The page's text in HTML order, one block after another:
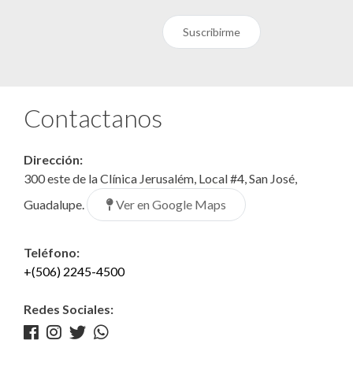
Suscribirme
Contactanos
Dirección:
300 este de la Clínica Jerusalém, Local #4, San José,
Guadalupe.
Ver en Google Maps
Teléfono:
+(506) 2245-4500
Redes Sociales: